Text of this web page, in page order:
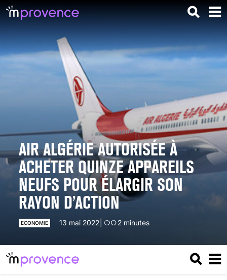
AIR ALGÉRIE AUTORISÉE À
ACHETER QUINZE APPAREILS
NEUFS POUR ÉLARGIR SON
RAYON D’ACTION
ECONOMIE 13 mai 2022 2 minutes